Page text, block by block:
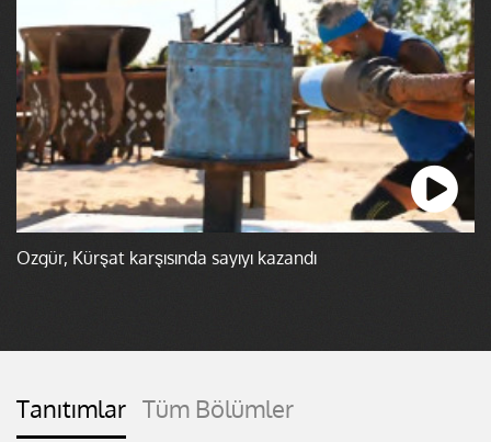
Özgür, Kürşat karşısında sayıyı kazandı
Tanıtımlar Tüm Bölümler